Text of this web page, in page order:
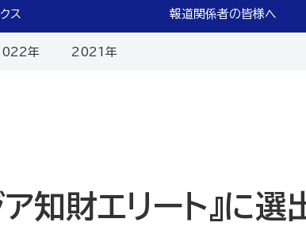
年 2021年
ス 報道関係者の皆様へ
財エリート』に選